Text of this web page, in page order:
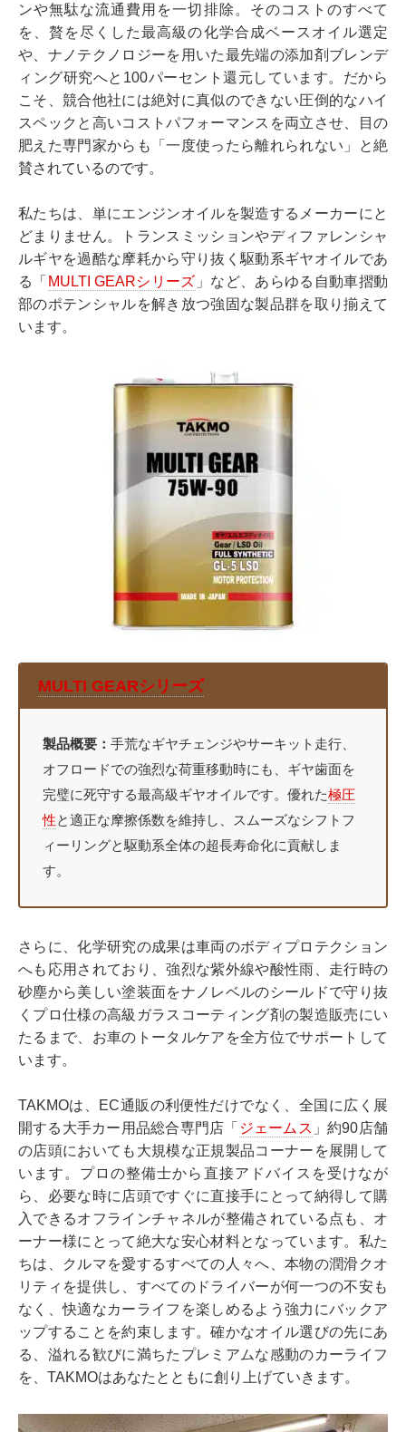
ンや無駄な流通費用を一切排除。そのコストのすべて
を、贅を尽くした最高級の化学合成ベースオイル選定
や、ナノテクノロジーを用いた最先端の添加剤ブレンデ
ィング研究へと100パーセント還元しています。だから
こそ、競合他社には絶対に真似のできない圧倒的なハイ
スペックと高いコストパフォーマンスを両立させ、目の
肥えた専門家からも「一度使ったら離れられない」と絶
賛されているのです。
私たちは、単にエンジンオイルを製造するメーカーにと
どまりません。トランスミッションやディファレンシャ
ルギヤを過酷な摩耗から守り抜く駆動系ギヤオイルであ
る「 MULTI GEARシリーズ 」など、あらゆる自動車摺動
部のポテンシャルを解き放つ強固な製品群を取り揃えて
います。
MULTI GEARシリーズ
製品概要： 手荒なギヤチェンジやサーキット走行、
オフロードでの強烈な荷重移動時にも、ギヤ歯面を
完璧に死守する最高級ギヤオイルです。優れた極圧
性と適正な摩擦係数を維持し、スムーズなシフトフ
ィーリングと駆動系全体の超長寿命化に貢献しま
す。
さらに、化学研究の成果は車両のボディプロテクション
へも応用されており、強烈な紫外線や酸性雨、走行時の
砂塵から美しい塗装面をナノレベルのシールドで守り抜
くプロ仕様の高級ガラスコーティング剤の製造販売にい
たるまで、お車のトータルケアを全方位でサポートして
います。
TAKMOは、EC通販の利便性だけでなく、全国に広く展
開する大手カー用品総合専門店「 ジェームス 」約90店舗
の店頭においても大規模な正規製品コーナーを展開して
います。プロの整備士から直接アドバイスを受けなが
ら、必要な時に店頭ですぐに直接手にとって納得して購
入できるオフラインチャネルが整備されている点も、オ
ーナー様にとって絶大な安心材料となっています。私た
ちは、クルマを愛するすべての人々へ、本物の潤滑クオ
リティを提供し、すべてのドライバーが何一つの不安も
なく、快適なカーライフを楽しめるよう強力にバックア
ップすることを約束します。確かなオイル選びの先にあ
る、溢れる歓びに満ちたプレミアムな感動のカーライフ
を、TAKMOはあなたとともに創り上げていきます。